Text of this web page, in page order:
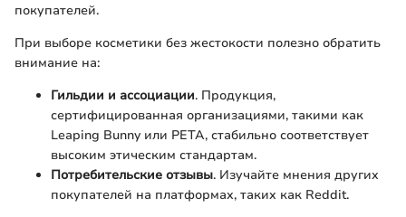
покупателей.
При выборе косметики без жестокости полезно обратить
внимание на:
Гильдии и ассоциации. Продукция,
сертифицированная организациями, такими как
Leaping Bunny или PETA, стабильно соответствует
высоким этическим стандартам.
Потребительские отзывы. Изучайте мнения других
покупателей на платформах, таких как Reddit.